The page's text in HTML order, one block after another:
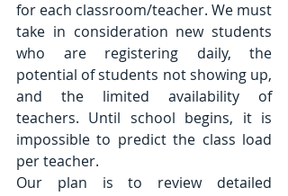
for each classroom/teacher. We must
take in consideration new students
who are registering daily, the
potential of students not showing up,
and the limited availability of
teachers. Until school begins, it is
impossible to predict the class load
per teacher.
Our plan is to review detailed